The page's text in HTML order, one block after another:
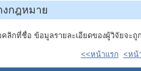
งกฎหมาย
คลิกที่ชื่อ ข้อมูลรายละเอียดของผู้วิจัยจะถู
<<หน้าแรก <หน้